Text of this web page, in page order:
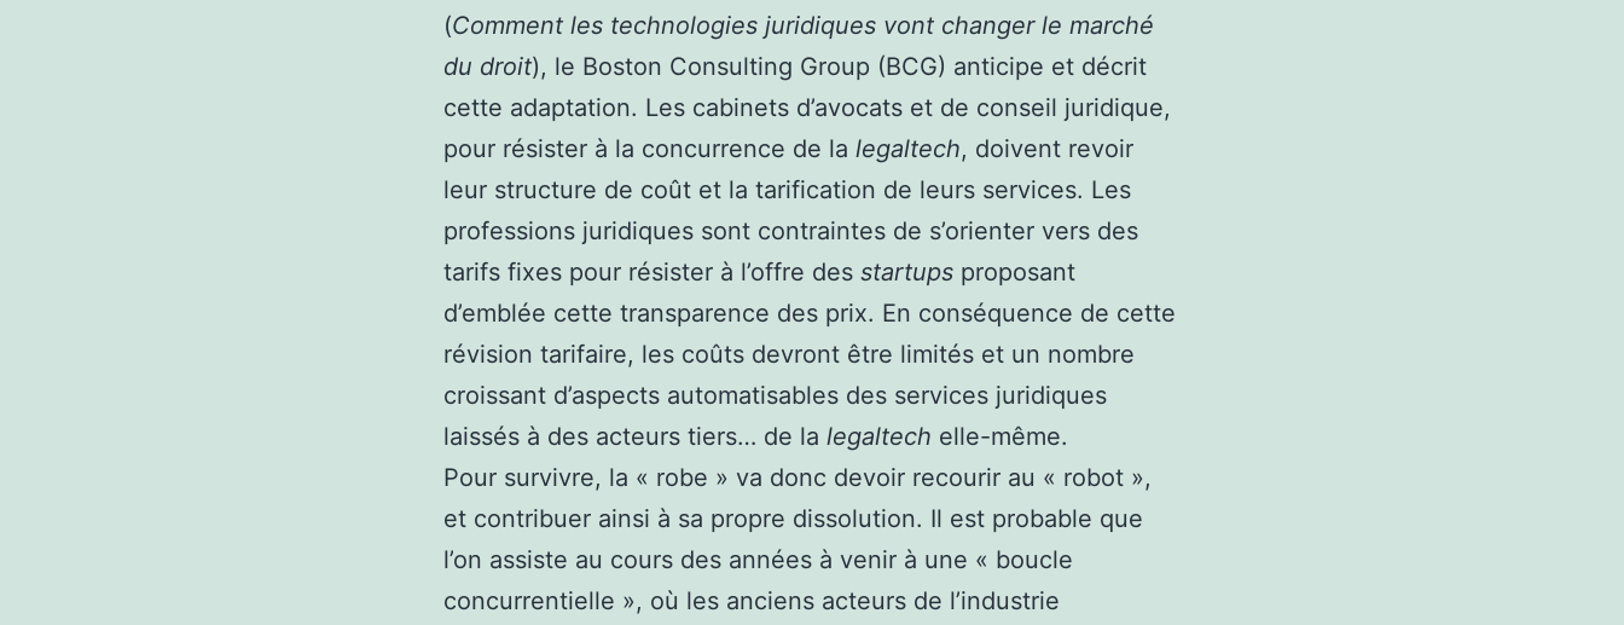
(Comment les technologies juridiques vont changer le marché
du droit), le Boston Consulting Group (BCG) anticipe et décrit
cette adaptation. Les cabinets d’avocats et de conseil juridique,
pour résister à la concurrence de la legaltech, doivent revoir
leur structure de coût et la tarification de leurs services. Les
professions juridiques sont contraintes de s’orienter vers des
tarifs fixes pour résister à l’offre des startups proposant
d’emblée cette transparence des prix. En conséquence de cette
révision tarifaire, les coûts devront être limités et un nombre
croissant d’aspects automatisables des services juridiques
laissés à des acteurs tiers… de la legaltech elle-même.
Pour survivre, la « robe » va donc devoir recourir au « robot »,
et contribuer ainsi à sa propre dissolution. Il est probable que
l’on assiste au cours des années à venir à une « boucle
concurrentielle », où les anciens acteurs de l’industrie